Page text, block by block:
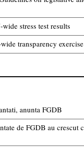
stress test results
transparency exercise
anunta FGDB
de FGDB au crescut